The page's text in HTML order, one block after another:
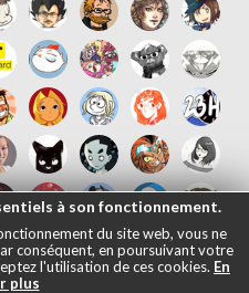
à son fonctionnement.
du site web, vous ne
conséquent, en poursuivant votre
l'utilisation de ces cookies. En
plus